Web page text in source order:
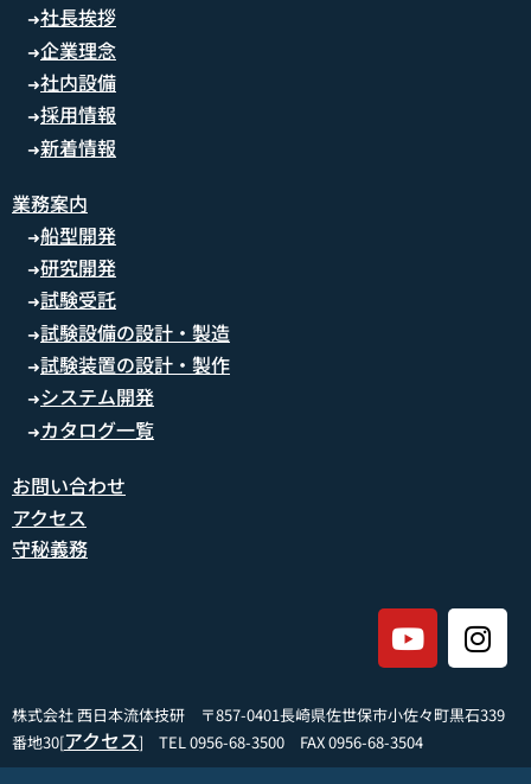
➜社長挨拶
➜企業理念
➜社内設備
➜採用情報
➜新着情報
業務案内
➜船型開発
➜研究開発
➜試験受託
➜試験設備の設計・製造
➜試験装置の設計・製作
➜システム開発
➜カタログ一覧
お問い合わせ
アクセス
守秘義務
株式会社 西日本流体技研 〒857-0401長崎県佐世保市小佐々町黒石339
番地30[アクセス] TEL 0956-68-3500 FAX 0956-68-3504